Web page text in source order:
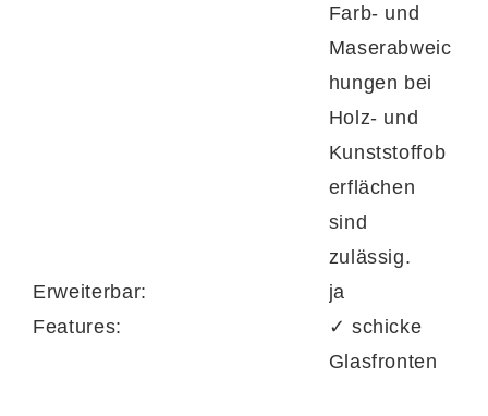
Farb- und
Maserabweic
hungen bei
Holz- und
Kunststoffob
erflächen
sind
zulässig.
Erweiterbar:
ja
Features:
✓ schicke
Glasfronten